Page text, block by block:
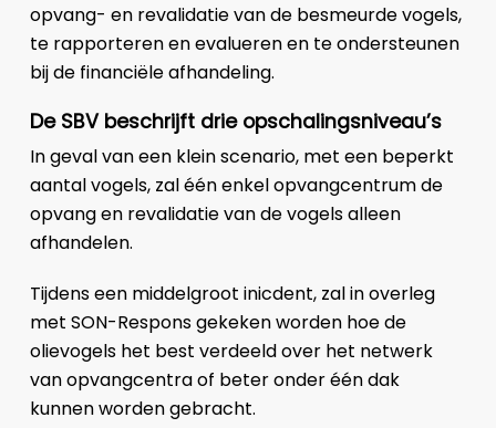
opvang- en revalidatie van de besmeurde vogels,
te rapporteren en evalueren en te ondersteunen
bij de financiële afhandeling.
De SBV beschrijft drie opschalingsniveau’s
In geval van een klein scenario, met een beperkt
aantal vogels, zal één enkel opvangcentrum de
opvang en revalidatie van de vogels alleen
afhandelen.
Tijdens een middelgroot inicdent, zal in overleg
met SON-Respons gekeken worden hoe de
olievogels het best verdeeld over het netwerk
van opvangcentra of beter onder één dak
kunnen worden gebracht.